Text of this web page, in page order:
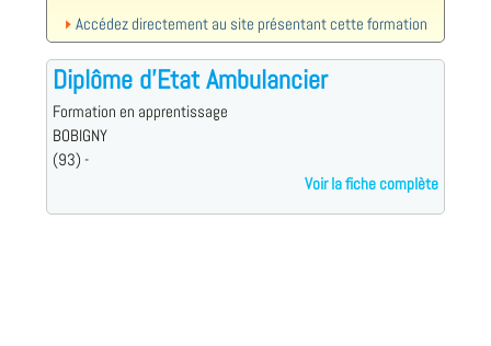
Accédez directement au site présentant cette formation
Diplôme d'Etat Ambulancier
Formation en apprentissage
BOBIGNY
(93) -
Voir la fiche complète